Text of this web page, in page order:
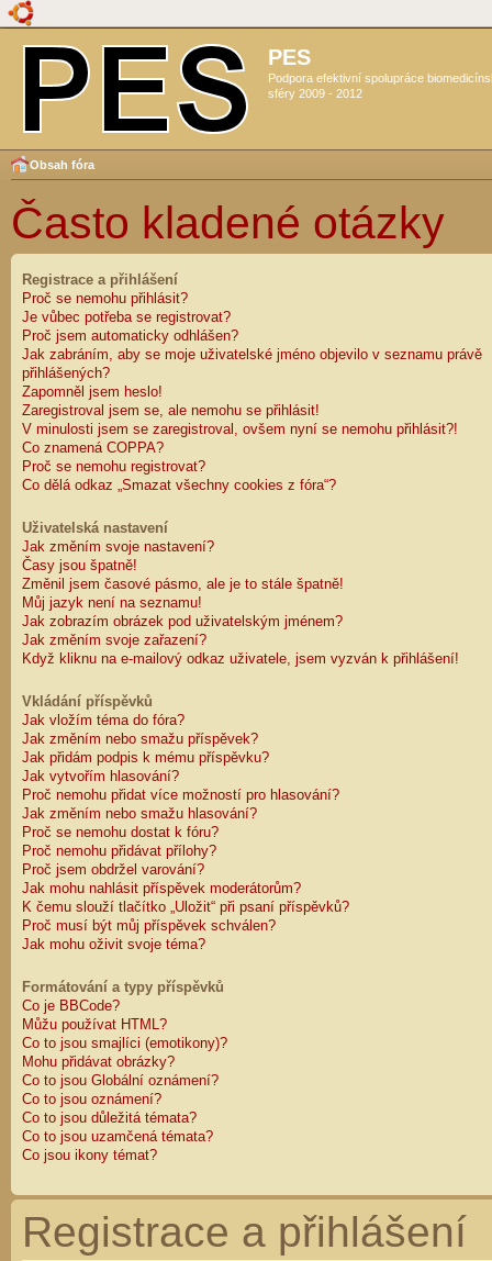
PES
Podpora efektivní spolupráce
sféry 2009 - 2012
Obsah fóra
Často kladené otázky
Registrace a přihlášení
Proč se nemohu přihlásit?
Je vůbec potřeba se registrovat?
Proč jsem automaticky odhlášen?
Jak zabráním, aby se moje uživatelské jméno objevilo v seznamu právě
přihlášených?
Zapomněl jsem heslo!
Zaregistroval jsem se, ale nemohu se přihlásit!
V minulosti jsem se zaregistroval, ovšem nyní se nemohu přihlásit?!
Co znamená COPPA?
Proč se nemohu registrovat?
Co dělá odkaz „Smazat všechny cookies z fóra“?
Uživatelská nastavení
Jak změním svoje nastavení?
Časy jsou špatně!
Změnil jsem časové pásmo, ale je to stále špatně!
Můj jazyk není na seznamu!
Jak zobrazím obrázek pod uživatelským jménem?
Jak změním svoje zařazení?
Když kliknu na e-mailový odkaz uživatele, jsem vyzván k přihlášení!
Vkládání příspěvků
Jak vložím téma do fóra?
Jak změním nebo smažu příspěvek?
Jak přidám podpis k mému příspěvku?
Jak vytvořím hlasování?
Proč nemohu přidat více možností pro hlasování?
Jak změním nebo smažu hlasování?
Proč se nemohu dostat k fóru?
Proč nemohu přidávat přílohy?
Proč jsem obdržel varování?
Jak mohu nahlásit příspěvek moderátorům?
K čemu slouží tlačítko „Uložit“ při psaní příspěvků?
Proč musí být můj příspěvek schválen?
Jak mohu oživit svoje téma?
Formátování a typy příspěvků
Co je BBCode?
Můžu používat HTML?
Co to jsou smajlíci (emotikony)?
Mohu přidávat obrázky?
Co to jsou Globální oznámení?
Co to jsou oznámení?
Co to jsou důležitá témata?
Co to jsou uzamčená témata?
Co jsou ikony témat?
Registrace a přihlášení